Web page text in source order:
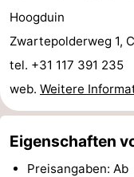
Wandern
-
Golfplatze
-
Surfen
-
Hoogduin
Zwartepolderweg 1,
tel. +31 117 391 235
web. Weitere
Eigenschaften
Preisangaben: Ab